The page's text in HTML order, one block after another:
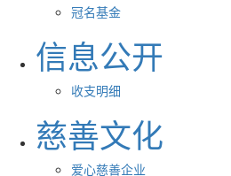
冠名基金
信息公开
收支明细
慈善文化
爱心慈善企业